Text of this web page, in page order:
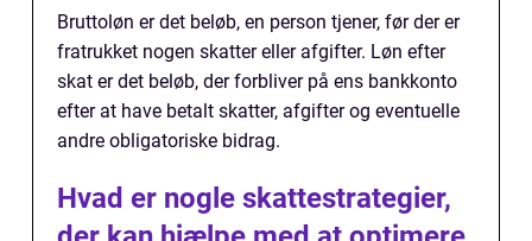
Bruttoløn er det beløb, en person tjener, før der er
fratrukket nogen skatter eller afgifter. Løn efter
skat er det beløb, der forbliver på ens bankkonto
efter at have betalt skatter, afgifter og eventuelle
andre obligatoriske bidrag.
Hvad er nogle skattestrategier,